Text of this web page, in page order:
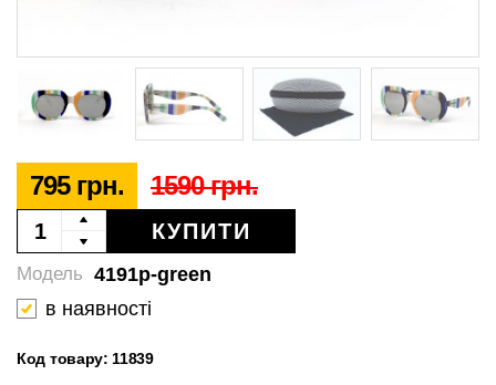
795 грн. 1590 грн.
КУПИТИ
4191p-green
Модель
в наявності
Код товару: 11839